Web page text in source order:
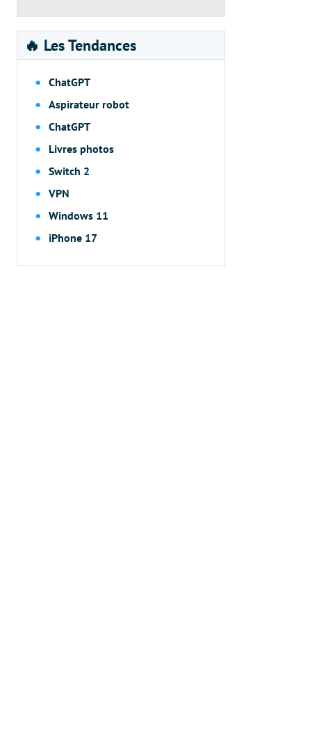
🔥 Les Tendances
ChatGPT
Aspirateur robot
ChatGPT
Livres photos
Switch 2
VPN
Windows 11
iPhone 17